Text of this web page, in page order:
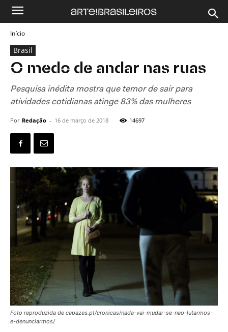
Início
Brasil
O medo de andar nas ruas
Pesquisa inédita mostra que temor de sair para
atividades cotidianas atinge 83% das mulheres
Por Redação - 16 de março de 2018 14697
Foto reproduzida de capazes.pt/cronicas/nada-vai-mudar-se-nao-lutarmos-
e-denunciarmos/